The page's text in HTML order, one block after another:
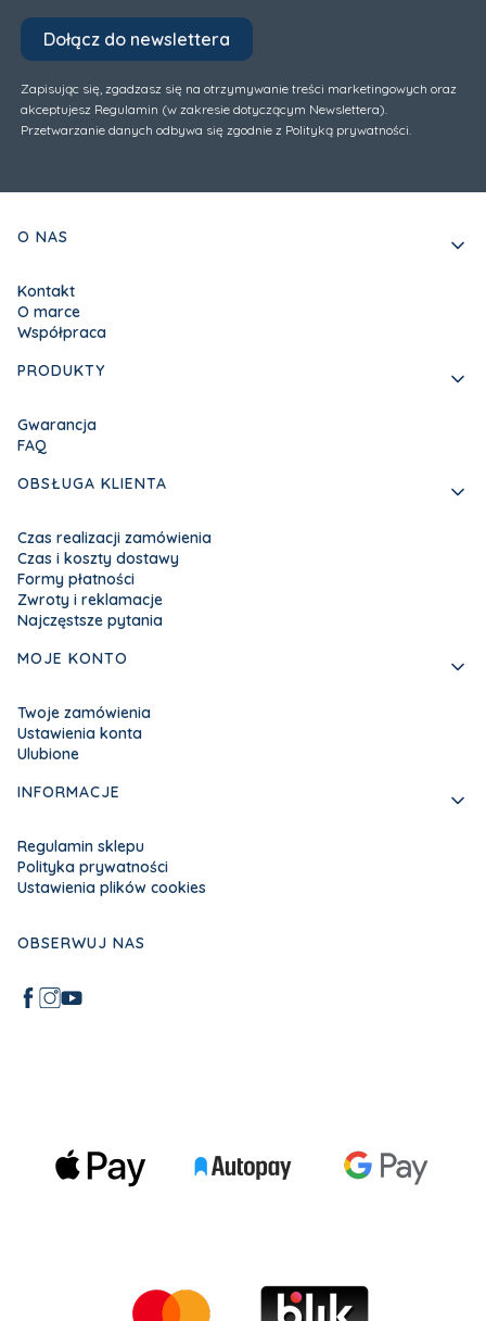
Dołącz do newslettera
Zapisując się, zgadzasz się na otrzymywanie treści marketingowych oraz
akceptujesz Regulamin (w zakresie dotyczącym Newslettera).
Przetwarzanie danych odbywa się zgodnie z Polityką prywatności.
Linki w stopce
O NAS
Kontakt
O marce
Współpraca
PRODUKTY
Gwarancja
FAQ
OBSŁUGA KLIENTA
Czas realizacji zamówienia
Czas i koszty dostawy
Formy płatności
Zwroty i reklamacje
Najczęstsze pytania
MOJE KONTO
Twoje zamówienia
Ustawienia konta
Ulubione
INFORMACJE
Regulamin sklepu
Polityka prywatności
Ustawienia plików cookies
OBSERWUJ NAS